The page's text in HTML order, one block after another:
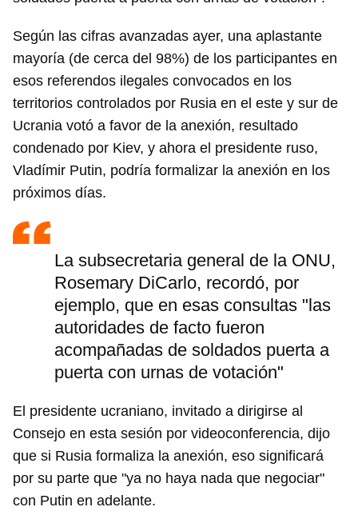
Según las cifras avanzadas ayer, una aplastante
mayoría (de cerca del 98%) de los participantes en
esos referendos ilegales convocados en los
territorios controlados por Rusia en el este y sur de
Ucrania votó a favor de la anexión, resultado
condenado por Kiev, y ahora el presidente ruso,
Vladímir Putin, podría formalizar la anexión en los
próximos días.
La subsecretaria general de la ONU,
Rosemary DiCarlo, recordó, por
ejemplo, que en esas consultas "las
autoridades de facto fueron
acompañadas de soldados puerta a
puerta con urnas de votación"
El presidente ucraniano, invitado a dirigirse al
Consejo en esta sesión por videoconferencia, dijo
que si Rusia formaliza la anexión, eso significará
por su parte que "ya no haya nada que negociar"
con Putin en adelante.